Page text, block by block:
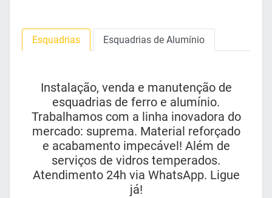
Esquadrias Esquadrias de Alumínio
Instalação, venda e manutenção de
esquadrias de ferro e alumínio.
Trabalhamos com a linha inovadora do
mercado: suprema. Material reforçado
e acabamento impecável! Além de
serviços de vidros temperados.
Atendimento 24h via WhatsApp. Ligue
já!